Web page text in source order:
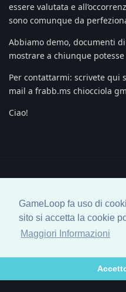
GameLoop fa uso di
sito si accetta la cookie
Maggiori Informazioni
essere valutata e
sono comunque da
Abbiamo demo, documenti
mostrare a chiunque
Per contattarmi: scrivete qui
mail a frabb.ms chiocciola
Ciao!
Write a Reply...